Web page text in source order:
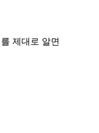
제대로 알면